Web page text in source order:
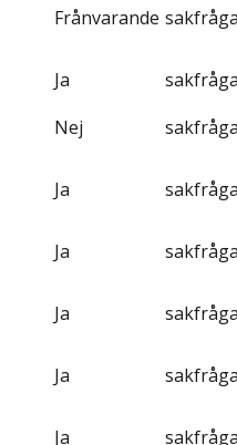
Frånvarande
Ja
Nej
Ja
Ja
Ja
Ja
Ja